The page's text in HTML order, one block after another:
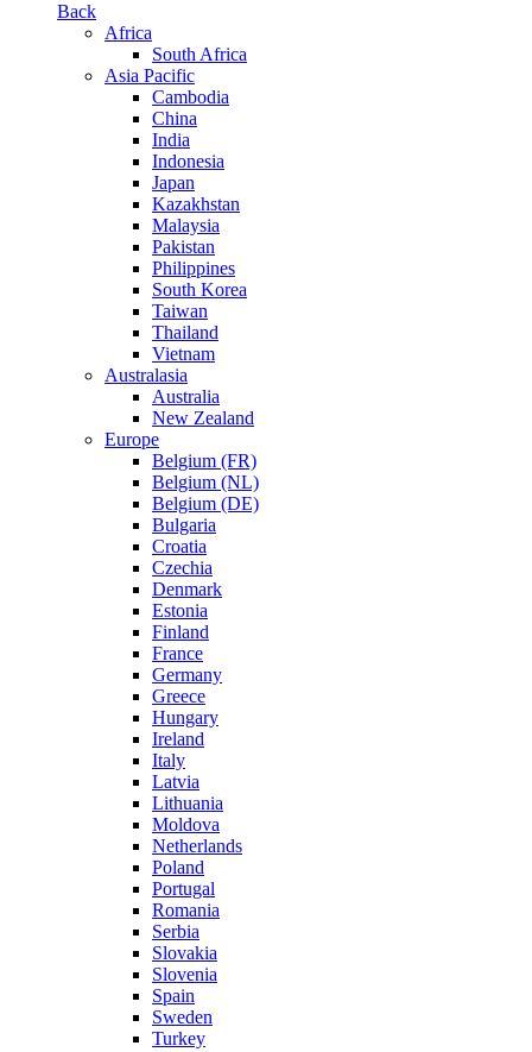
Back
Africa
South Africa
Asia Pacific
Cambodia
China
India
Indonesia
Japan
Kazakhstan
Malaysia
Pakistan
Philippines
South Korea
Taiwan
Thailand
Vietnam
Australasia
Australia
New Zealand
Europe
Belgium (FR)
Belgium (NL)
Belgium (DE)
Bulgaria
Croatia
Czechia
Denmark
Estonia
Finland
France
Germany
Greece
Hungary
Ireland
Italy
Latvia
Lithuania
Moldova
Netherlands
Poland
Portugal
Romania
Serbia
Slovakia
Slovenia
Spain
Sweden
Turkey